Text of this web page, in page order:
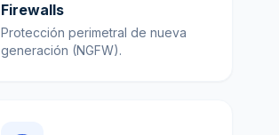
Firewalls
Protección perimetral de nueva
generación (NGFW).